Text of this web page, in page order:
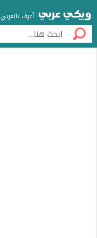
أعرف بالعربي